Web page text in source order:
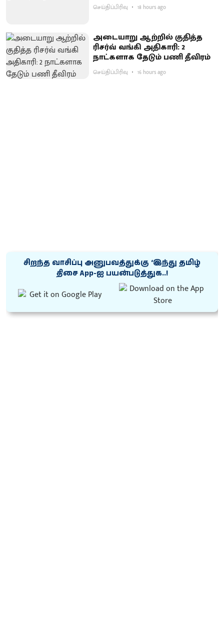
செய்திப்பிரிவு 18 hours ago
அடையாறு ஆற்றில் குதித்த
ரிசர்வ் வங்கி அதிகாரி: 2
நாட்களாக தேடும் பணி தீவிரம்
செய்திப்பிரிவு 16 hours ago
சிறந்த வாசிப்பு அனுபவத்துக்கு ‘இந்து தமிழ்
திசை App-ஐ பயன்படுத்துக..!